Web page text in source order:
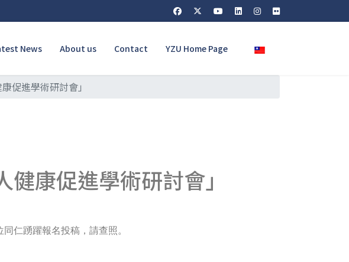
News About us Contact YZU Home Page Select your language
促進學術研討會」
康促進學術研討會」
仁踴躍報名投稿，請查照。